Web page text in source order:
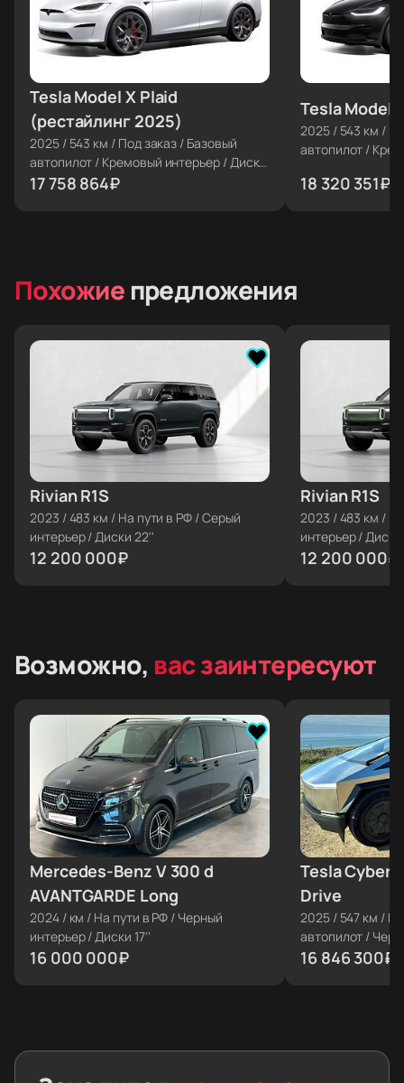
Tesla Model X Plaid
(рестайлинг 2025)
2025/ 543 км / Под заказ / Базовый
автопилот / Кремовый интерьер/Диски
22''
17 758 864₽
≈ €183 717
Tesla Model
2025/ 543 км /
автопилот /
18 320 351₽
≈ €189 526
Похожие предложения
Rivian R1S
2023 /483 км / На пути в РФ /Серый
интерьер/Диски 22''
12 200 000₽
≈ €126 210 Rivian R1S
2023 /483 км /
интерьер/
12 200 000₽
≈ €126 210
Возможно, вас заинтересуют
Mercedes-Benz V 300 d
AVANTGARDE Long
2024/ км / На пути в РФ / Черный
интерьер/Диски 17''
16 000 000₽
≈ €165 522
Tesla
Drive
2025/ 547 км /
автопилот /
20''
16 846 300₽
≈ €174 277